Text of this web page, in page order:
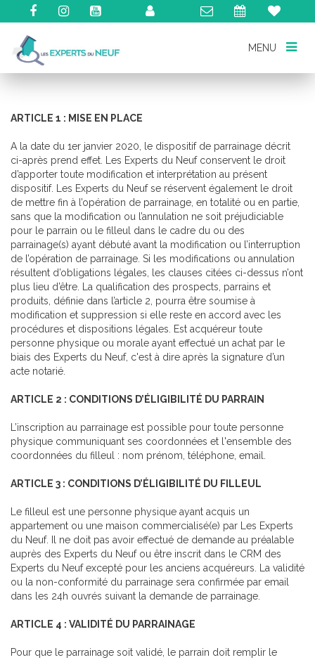
MENU
MENU
ARTICLE 1 : MISE EN PLACE
A la date du 1er janvier 2020, le dispositif de parrainage décrit
ci-après prend effet. Les Experts du Neuf conservent le droit
d’apporter toute modification et interprétation au présent
dispositif. Les Experts du Neuf se réservent également le droit
de mettre fin à l’opération de parrainage, en totalité ou en partie,
sans que la modification ou l’annulation ne soit préjudiciable
pour le parrain ou le filleul dans le cadre du ou des
parrainage(s) ayant débuté avant la modification ou l’interruption
de l’opération de parrainage. Si les modifications ou annulation
résultent d’obligations légales, les clauses citées ci-dessus n’ont
plus lieu d’être. La qualification des prospects, parrains et
produits, définie dans l’article 2, pourra être soumise à
modification et suppression si elle reste en accord avec les
procédures et dispositions légales. Est acquéreur toute
personne physique ou morale ayant effectué un achat par le
biais des Experts du Neuf, c'est à dire après la signature d’un
acte notarié.
ARTICLE 2 : CONDITIONS D’ÉLIGIBILITÉ DU PARRAIN
L’inscription au parrainage est possible pour toute personne
physique communiquant ses coordonnées et l'ensemble des
coordonnées du filleul : nom prénom, téléphone, email.
ARTICLE 3 : CONDITIONS D’ÉLIGIBILITÉ DU FILLEUL
Le filleul est une personne physique ayant acquis un
appartement ou une maison commercialisé(e) par Les Experts
du Neuf. Il ne doit pas avoir effectué de demande au préalable
auprès des Experts du Neuf ou être inscrit dans le CRM des
Experts du Neuf excepté pour les anciens acquéreurs. La validité
ou la non-conformité du parrainage sera confirmée par email
dans les 24h ouvrés suivant la demande de parrainage.
ARTICLE 4 : VALIDITÉ DU PARRAINAGE
Pour que le parrainage soit validé, le parrain doit remplir le